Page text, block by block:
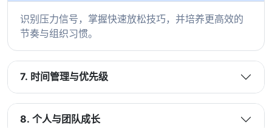
识别压力信号，掌握快速放松技巧，并培养更高效的
节奏与组织习惯。
7. 时间管理与优先级
8. 个人与团队成长